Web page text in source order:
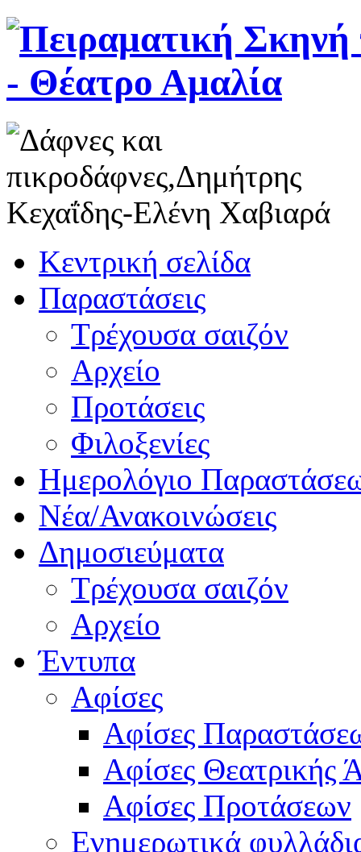
Κεντρική σελίδα
Παραστάσεις
Τρέχουσα σαιζόν
Αρχείο
Προτάσεις
Φιλοξενίες
Ημερολόγιο
Νέα/Ανακοινώσεις
Δημοσιεύματα
Τρέχουσα σαιζόν
Αρχείο
Έντυπα
Αφίσες
Αφίσες
Αφίσες Θεατρικής
Αφίσες Προτάσεων
Ενημερωτικά